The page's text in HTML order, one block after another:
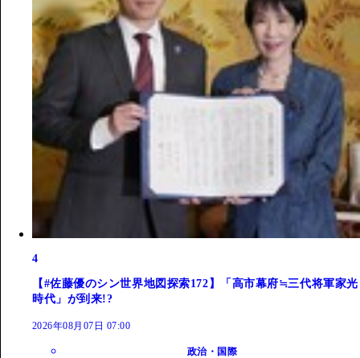
4
【#佐藤優のシン世界地図探索172】「高市幕府≒三代将軍家光
時代」が到来!?
2026年08月07日 07:00
政治・国際